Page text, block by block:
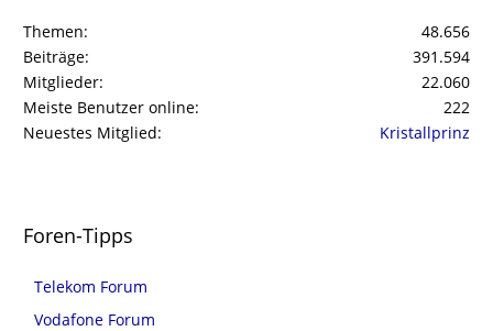
Themen
48.656
Beiträge
391.594
Mitglieder
22.060
Meiste Benutzer online
222
Neuestes Mitglied
Kristallprinz
Foren-Tipps
Telekom Forum
Vodafone Forum